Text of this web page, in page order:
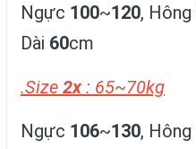
Ngực 100~120, Hông
Dài 60cm
.Size 2x: 65~70kg
Ngực 106~130, Hông